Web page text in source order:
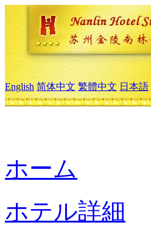
English 简体中文 繁體中文 日本語
ホーム
ホテル詳細